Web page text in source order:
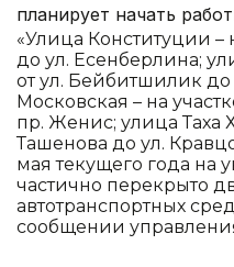
планирует начать
«Улица Конституции –
до ул. Есенберлина;
от ул. Бейбитшилик
Московская – на
пр. Женис; улица Таха
Ташенова до ул.
мая текущего года на
частично перекрыто
автотранспортных
сообщении